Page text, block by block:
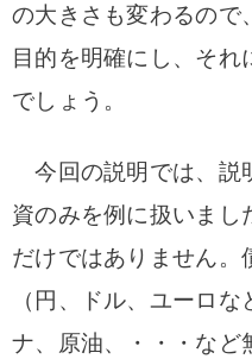
の大きさも変わるので
目的を明確にし、それ
でしょう。
今回の説明では、説
資のみを例に扱いまし
だけではありません。
（円、ドル、ユーロ
ナ、原油、・・・など